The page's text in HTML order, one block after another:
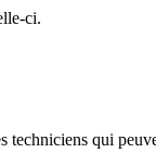
ci.
techniciens qui